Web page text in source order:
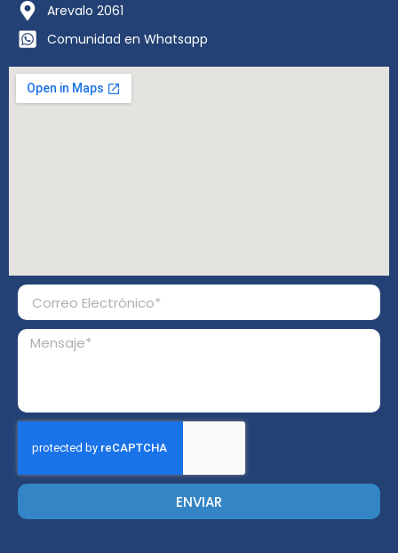
Arevalo 2061
Comunidad en Whatsapp
ENVIAR